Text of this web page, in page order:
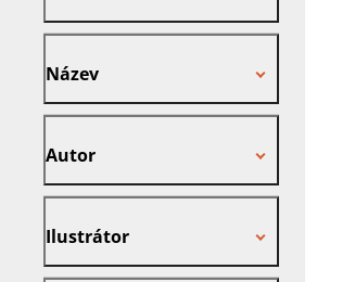
Název
Autor
Ilustrátor